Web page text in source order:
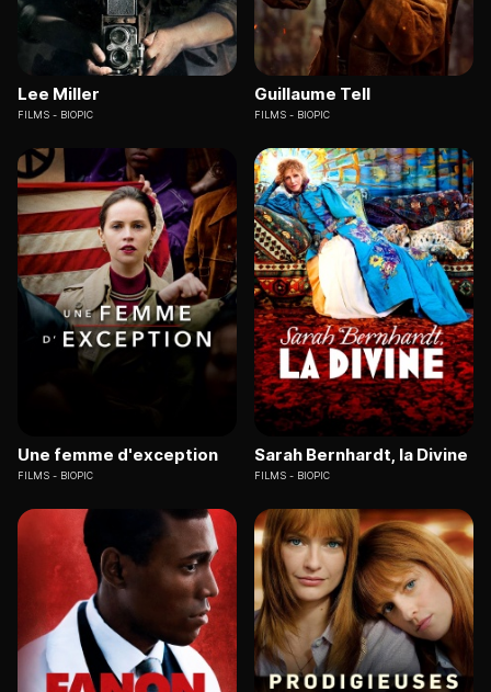
Lee Miller
FILMS BIOPIC
Guillaume Tell
FILMS BIOPIC
Une femme d'exception
FILMS BIOPIC
Sarah Bernhardt, la Divine
FILMS BIOPIC